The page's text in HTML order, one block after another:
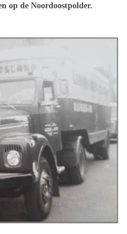
op de Noordoostpolder.